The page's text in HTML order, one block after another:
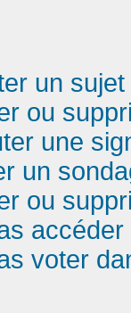
un
ou
une
un
ou
voter